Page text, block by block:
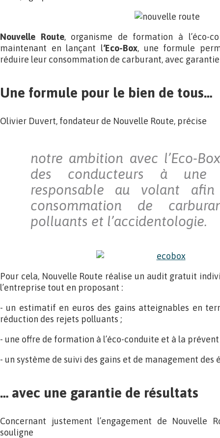
Nouvelle Route, organisme de formation à l’éco-
maintenant en lançant l‘Eco-Box, une formule
réduire leur consommation de carburant, avec
Une formule pour le bien de tous…
Olivier Duvert, fondateur de Nouvelle Route, précise
notre ambition avec l’Eco-
des conducteurs à une
responsable au volant
consommation de
polluants et l’accidentologie.
Pour cela, Nouvelle Route réalise un audit gratuit
l’entreprise tout en proposant :
- un estimatif en euros des gains atteignables en
réduction des rejets polluants ;
- une offre de formation à l’éco-conduite et à la
- un système de suivi des gains et de management des
… avec une garantie de résultats
Concernant justement l’engagement de Nouvelle
souligne